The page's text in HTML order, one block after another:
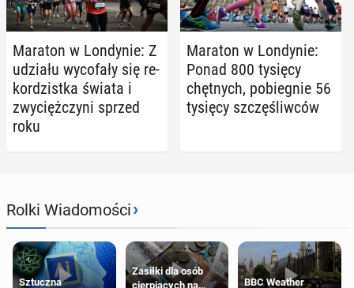
Maraton w Lon­dy­nie: Z
udziału wy­co­fa­ły się re­
kor­dzist­ka świata i
zwy­cięż­czy­ni sprzed
roku
Maraton w Lon­dy­nie:
Ponad 800 tysięcy
chęt­nych, po­bie­gnie 56
tysięcy szczę­śliw­ców
Rolki Wiadomości›
Sztuczna
Zasiłki dla osób
cierpiących na
BBC Weather